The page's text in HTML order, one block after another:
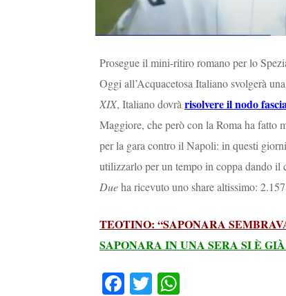
Prosegue il mini-ritiro romano per lo
Oggi all’Acquacetosa Italiano svolgerà
XIX, Italiano dovràrisolvere il nodo
Maggiore, che però con la Roma ha fatto
per la gara contro il Napoli: in questi
utilizzarlo per un tempo in coppa dando il
Dueha ricevuto uno share altissimo:
TEOTINO: “SAPONARA
SAPONARA IN UNA SERA SI È
Fa T